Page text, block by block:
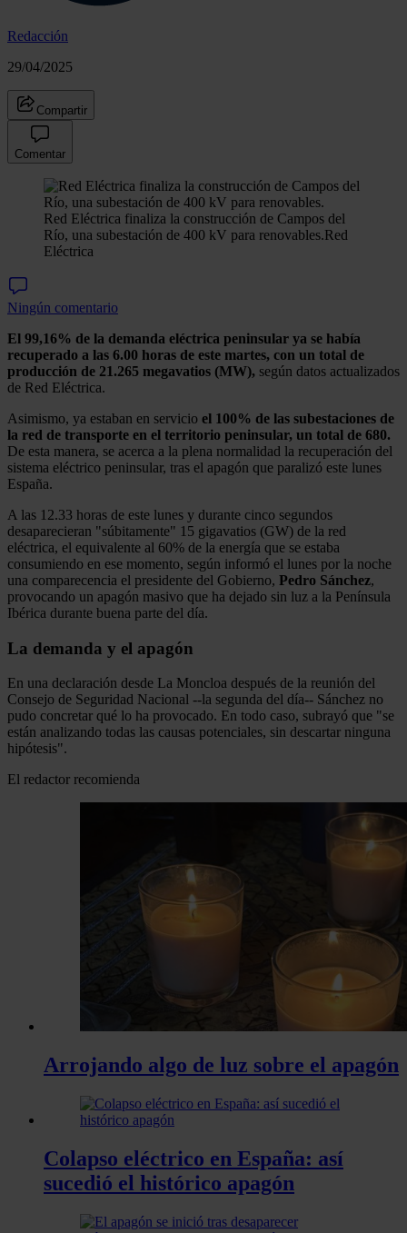
Redacción
29/04/2025
Compartir
Comentar
Red Eléctrica finaliza la construcción de Campos del
Río, una subestación de 400 kV para renovables.Red
Eléctrica
Ningún comentario
El 99,16% de la demanda eléctrica peninsular ya se había
recuperado a las 6.00 horas de este martes, con un total de
producción de 21.265 megavatios (MW), según datos actualizados
de Red Eléctrica.
Asimismo, ya estaban en servicio el 100% de las subestaciones de
la red de transporte en el territorio peninsular, un total de 680.
De esta manera, se acerca a la plena normalidad la recuperación del
sistema eléctrico peninsular, tras el apagón que paralizó este lunes
España.
A las 12.33 horas de este lunes y durante cinco segundos
desaparecieran "súbitamente" 15 gigavatios (GW) de la red
eléctrica, el equivalente al 60% de la energía que se estaba
consumiendo en ese momento, según informó el lunes por la noche
una comparecencia el presidente del Gobierno, Pedro Sánchez,
provocando un apagón masivo que ha dejado sin luz a la Península
Ibérica durante buena parte del día.
La demanda y el apagón
En una declaración desde La Moncloa después de la reunión del
Consejo de Seguridad Nacional --la segunda del día-- Sánchez no
pudo concretar qué lo ha provocado. En todo caso, subrayó que "se
están analizando todas las causas potenciales, sin descartar ninguna
hipótesis".
El redactor recomienda
Arrojando algo de luz sobre el apagón
Colapso eléctrico en España: así
sucedió el histórico apagón